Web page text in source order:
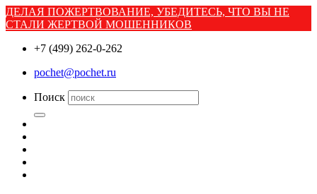
ДЕЛАЯ ПОЖЕРТВОВАНИЕ, УБЕДИТЕСЬ, ЧТО ВЫ НЕ
СТАЛИ ЖЕРТВОЙ МОШЕННИКОВ
+7 (499) 262-0-262
pochet@pochet.ru
Поиск